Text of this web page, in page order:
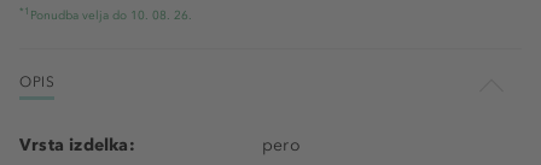
*1 Ponudba velja do 10. 08. 26.
OPIS
Vrsta izdelka:
pero